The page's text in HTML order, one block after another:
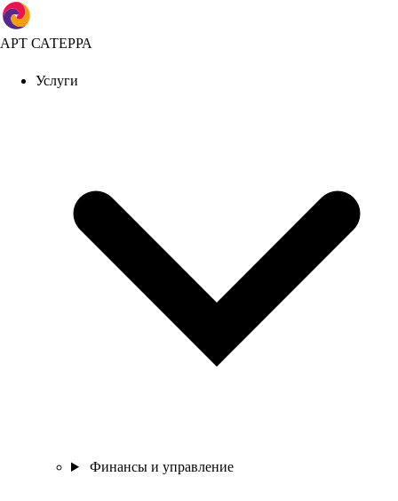
АРТ САТЕРРА
Услуги
Финансы и управление